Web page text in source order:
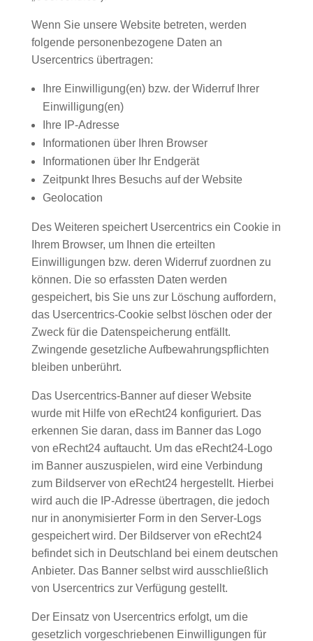
Wenn Sie unsere Website betreten, werden
folgende personenbezogene Daten an
Usercentrics übertragen:
Ihre Einwilligung(en) bzw. der Widerruf Ihrer
Einwilligung(en)
Ihre IP-Adresse
Informationen über Ihren Browser
Informationen über Ihr Endgerät
Zeitpunkt Ihres Besuchs auf der Website
Geolocation
Des Weiteren speichert Usercentrics ein Cookie in
Ihrem Browser, um Ihnen die erteilten
Einwilligungen bzw. deren Widerruf zuordnen zu
können. Die so erfassten Daten werden
gespeichert, bis Sie uns zur Löschung auffordern,
das Usercentrics-Cookie selbst löschen oder der
Zweck für die Datenspeicherung entfällt.
Zwingende gesetzliche Aufbewahrungspflichten
bleiben unberührt.
Das Usercentrics-Banner auf dieser Website
wurde mit Hilfe von eRecht24 konfiguriert. Das
erkennen Sie daran, dass im Banner das Logo
von eRecht24 auftaucht. Um das eRecht24-Logo
im Banner auszuspielen, wird eine Verbindung
zum Bildserver von eRecht24 hergestellt. Hierbei
wird auch die IP-Adresse übertragen, die jedoch
nur in anonymisierter Form in den Server-Logs
gespeichert wird. Der Bildserver von eRecht24
befindet sich in Deutschland bei einem deutschen
Anbieter. Das Banner selbst wird ausschließlich
von Usercentrics zur Verfügung gestellt.
Der Einsatz von Usercentrics erfolgt, um die
gesetzlich vorgeschriebenen Einwilligungen für